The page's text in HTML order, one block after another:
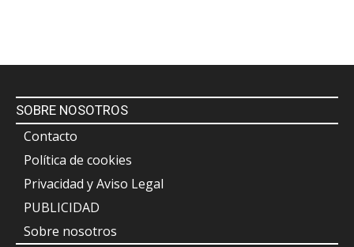
SOBRE NOSOTROS
Contacto
Política de cookies
Privacidad y Aviso Legal
PUBLICIDAD
Sobre nosotros